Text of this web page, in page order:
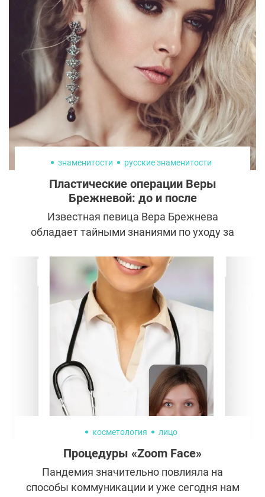
радиочастотный лифтинг — методика,
результат которой заметен уже после
первого сеанса. Рассказываем, как
работает, чего следует ожидать и
насколько это больно.
знаменитости русские знаменитости
Пластические операции Веры
Брежневой: до и после
Известная певица Вера Брежнева
обладает тайными знаниями по уходу за
энциклопедия для желающих познать
секреты красоты.
косметология лицо
Процедуры «Zoom Face»
Пандемия значительно повлияла на
способы коммуникации и уже сегодня нам